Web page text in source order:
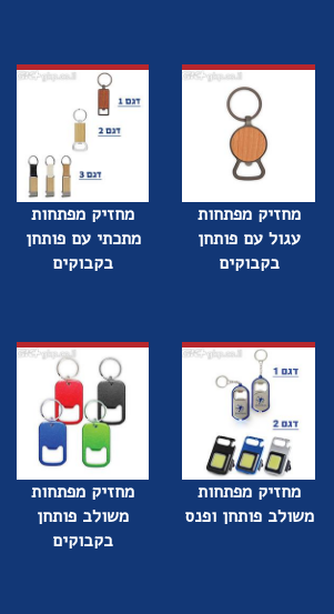
מחזיק מפתחות
עגול עם פותחן
בקבוקים
מחזיק מפתחות
מתכתי עם פותחן
בקבוקים
מחזיק מפתחות
משולב פותחן ופנס
מחזיק מפתחות
משולב פותחן
בקבוקים